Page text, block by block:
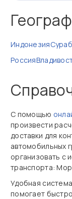
Индонезия
Россия
С помощью
произвести
доставки для
автомобильных
организовать с
транспорта:
Удобная
помогает